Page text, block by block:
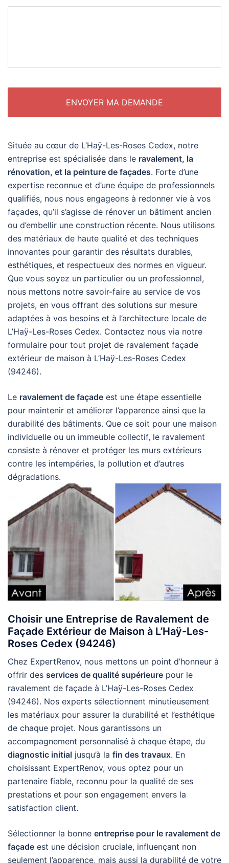
Située au cœur de L’Haÿ-Les-Roses Cedex, notre
entreprise est spécialisée dans le ravalement, la
rénovation, et la peinture de façades. Forte d’une
expertise reconnue et d’une équipe de professionnels
qualifiés, nous nous engageons à redonner vie à vos
façades, qu’il s’agisse de rénover un bâtiment ancien
ou d’embellir une construction récente. Nous utilisons
des matériaux de haute qualité et des techniques
innovantes pour garantir des résultats durables,
esthétiques, et respectueux des normes en vigueur.
Que vous soyez un particulier ou un professionnel,
nous mettons notre savoir-faire au service de vos
projets, en vous offrant des solutions sur mesure
adaptées à vos besoins et à l’architecture locale de
L’Haÿ-Les-Roses Cedex. Contactez nous via notre
formulaire pour tout projet de ravalement façade
extérieur de maison à L’Haÿ-Les-Roses Cedex
(94246).
Le ravalement de façade est une étape essentielle
pour maintenir et améliorer l’apparence ainsi que la
durabilité des bâtiments. Que ce soit pour une maison
individuelle ou un immeuble collectif, le ravalement
consiste à rénover et protéger les murs extérieurs
contre les intempéries, la pollution et d’autres
dégradations.
Choisir une Entreprise de Ravalement de
Façade Extérieur de Maison à L’Haÿ-Les-
Roses Cedex (94246)
Chez ExpertRenov, nous mettons un point d’honneur à
offrir des services de qualité supérieure pour le
ravalement de façade à L’Haÿ-Les-Roses Cedex
(94246). Nos experts sélectionnent minutieusement
les matériaux pour assurer la durabilité et l’esthétique
de chaque projet. Nous garantissons un
accompagnement personnalisé à chaque étape, du
diagnostic initial jusqu’à la fin des travaux. En
choisissant ExpertRenov, vous optez pour un
partenaire fiable, reconnu pour la qualité de ses
prestations et pour son engagement envers la
satisfaction client.
Sélectionner la bonne entreprise pour le ravalement de
façade est une décision cruciale, influençant non
seulement l’apparence, mais aussi la durabilité de votre